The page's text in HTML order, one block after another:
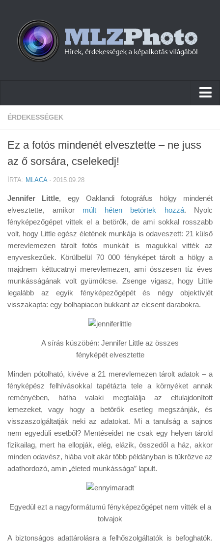
Hírek
Cikkek
Tudástár
Tanácsok
Érdekességek
Helyszíni Riport
E-BB
ÉRDEKESSÉGEK
Ez a fotós mindenét elvesztette – ne juss
az ő sorsára, cselekedj!
ÍRTA: MLACA· 2015.09.28
Jennifer Little, egy Oaklandi fotográfus hölgy mindenét
elvesztette, amikor múlt héten betörtek hozzá. Nyolc
fényképezőgépet vittek el a betörők, de ami sokkal rosszabb
volt, hogy Little egész életének munkája is odaveszett: 21 külső
merevlemezen tárolt fotós munkáit is magukkal vitték az
enyveskezűek. Körülbelül 70 000 fényképet tárolt a hölgy a
majdnem kéttucatnyi merevlemezen, ami összesen tíz éves
munkásságának volt gyümölcse. Zsenge vigasz, hogy Little
legalább az egyik fényképezőgépét és négy objektívjét
visszakapta: egy bolhapiacon bukkant az elcsent darabokra.
A sírás küszöbén: Jennifer Little az összes
fényképét elvesztette
Minden pótolható, kivéve a 21 merevlemezen tárolt adatok – a
fényképész felhívásokkal tapétázta tele a környéket annak
reményében, hátha valaki megtalálja az eltulajdonított
lemezeket, vagy hogy a betörők esetleg megszánják, és
visszaszolgáltatják neki az adatokat. Mi a tanulság a sajnos
nem egyedüli esetből? Mentéseidet ne csak egy helyen tárold
fizikailag, mert ha ellopják, elég, elázik, összedől a ház, akkor
minden odavész, hiába volt akár több példányban is tükrözve az
adathordozó, amin „életed munkássága” lapult.
Egyedül ezt a nagyformátumú fényképezőgépet nem vitték el a
tolvajok
A biztonságos adattárolásra a felhőszolgáltatók is befoghatók.